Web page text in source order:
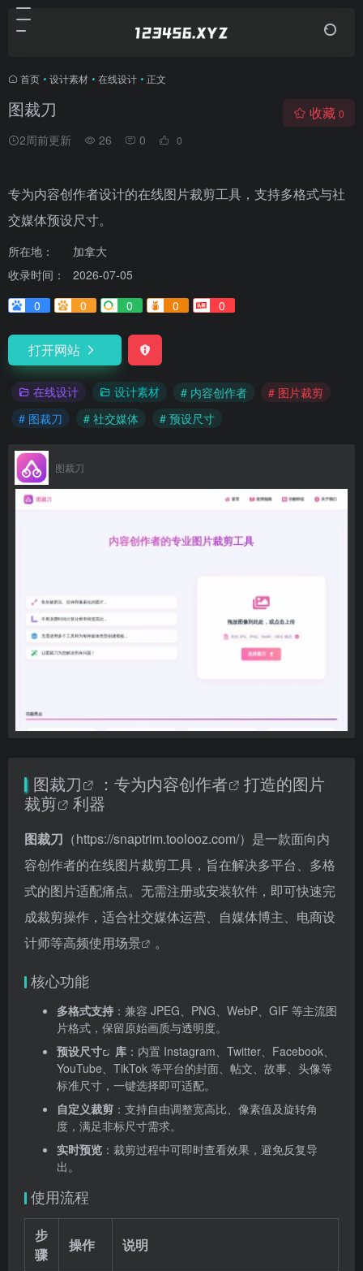
首页 • 设计素材 • 在线设计 • 正文
图裁刀
2周前更新 26 0 0
收藏 0
专为内容创作者设计的在线图片裁剪工具，支持多格式与社
交媒体预设尺寸。
所在地：
加拿大
收录时间：
2026-07-05
0
0 0 0 0
打开网站
在线设计 设计素材 # 内容创作者
# 图片裁剪
# 图裁刀
# 社交媒体 # 预设尺寸
图裁刀
图裁刀 ：专为内容创作者 打造的图片
裁剪
利器
图裁刀 （https://snaptrim.toolooz.com/）是一款面向内
容创作者的在线图片裁剪工具，旨在解决多平台、多格
式的图片适配痛点。无需注册或安装软件，即可快速完
成裁剪操作，适合社交媒体运营、自媒体博主、电商设
计师等高频使用场景
。
核心功能
多格式支持 ：兼容 JPEG、PNG、WebP、GIF 等主流图
片格式，保留原始画质与透明度。
预设尺寸
库 ：内置 Instagram、Twitter、Facebook、
YouTube、TikTok 等平台的封面、帖文、故事、头像等
标准尺寸，一键选择即可适配。
自定义裁剪 ：支持自由调整宽高比、像素值及旋转角
度，满足非标尺寸需求。
实时预览 ：裁剪过程中可即时查看效果，避免反复导
出。
使用流程
步
骤
操作 说明